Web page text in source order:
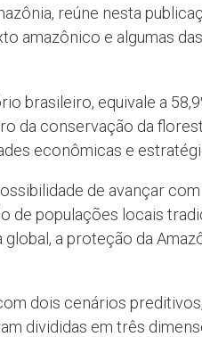
reúne nesta
amazônico e algumas
brasileiro, equivale a
da conservação da
econômicas e
de avançar
de populações locais
a proteção da
dois cenários
divididas em três